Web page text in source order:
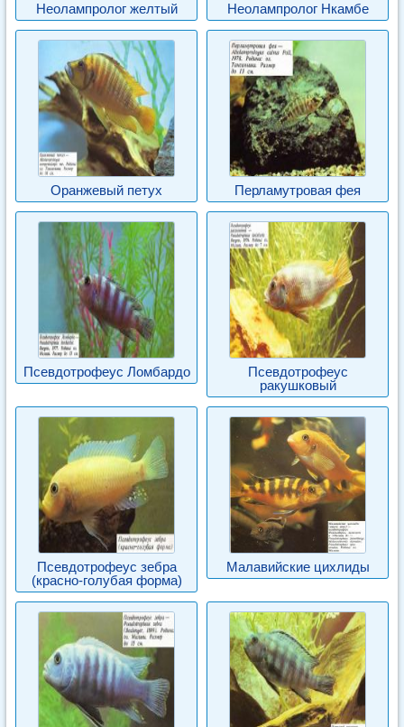
Неолампролог желтый Неолампролог Нкамбе
Оранжевый петух Перламутровая фея
Псевдотрофеус Ломбардо
Псевдотрофеус
ракушковый
Псевдотрофеус зебра
(красно-голубая форма)
Малавийские цихлиды